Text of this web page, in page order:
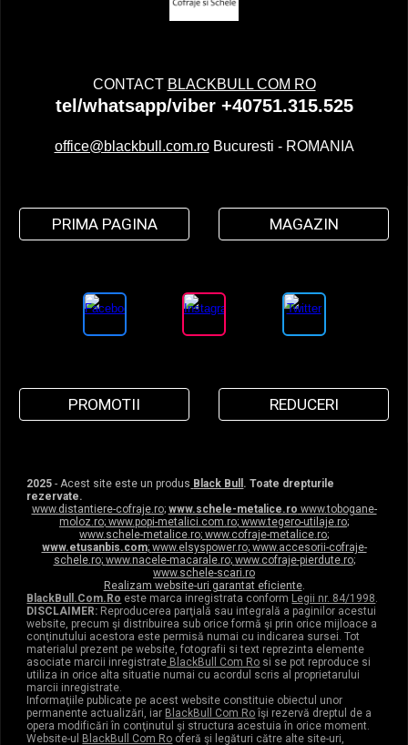
CONTACT BLACKBULL COM RO
tel/whatsapp/viber +40751.315.525
office@blackbull.com.roBucuresti - ROMANIA
PRIMA PAGINA MAGAZIN
PROMOTII REDUCERI
2025 - Acest site este un produs Black Bull . Toate drepturile
rezervate.
www.distantiere-cofraje.ro; www.schele-metalice.ro www.tobogane-
moloz.ro; www.popi-metalici.com.ro; www.tegero-utilaje.ro;
www.schele-metalice.ro; www.cofraje-metalice.ro;
www.etusanbis.com; www.elsyspower.ro;www.accesorii-cofraje-
schele.ro; www.nacele-macarale.ro; www.cofraje-pierdute.ro;
www.schele-scari.ro
Realizam website-uri garantat eficiente.
BlackBull.Com.Ro este marca inregistrata conform Legii nr. 84/1998.
DISCLAIMER: Reproducerea parţială sau integrală a paginilor acestui
website, precum şi distribuirea sub orice formă şi prin orice mijloace a
conţinutului acestora este permisă numai cu indicarea sursei. Tot
materialul prezent pe website, fotografii si text reprezinta elemente
asociate marcii inregistrate BlackBull Com Ro si se pot reproduce si
utiliza in orice alta situatie numai cu acordul scris al proprietarului
marcii inregistrate.
Informaţiile publicate pe acest website constituie obiectul unor
permanente actualizări, iar BlackBull Com Ro îşi rezervă dreptul de a
opera modificări în conţinutul şi structura acestuia în orice moment.
Website-ul
BlackBull Com Ro oferă şi legături către alte site-uri,